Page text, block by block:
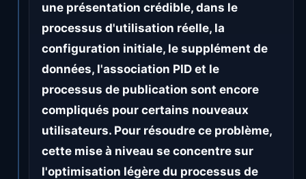
une présentation crédible, dans le
processus d'utilisation réelle, la
configuration initiale, le supplément de
données, l'association PID et le
processus de publication sont encore
compliqués pour certains nouveaux
utilisateurs. Pour résoudre ce problème,
cette mise à niveau se concentre sur
l'optimisation légère du processus de